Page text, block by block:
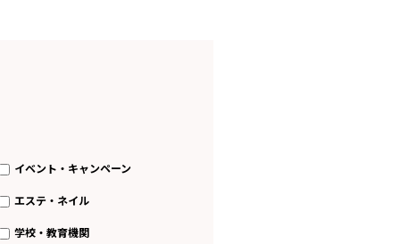
イベント・キャンペーン
エステ・ネイル
学校・教育機関